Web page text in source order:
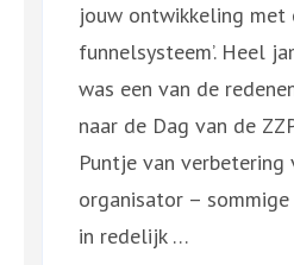
jouw ontwikkeling met
funnelsysteem’. Heel
was een van de
naar de Dag van de
Puntje van verbetering
organisator –
in redelijk …